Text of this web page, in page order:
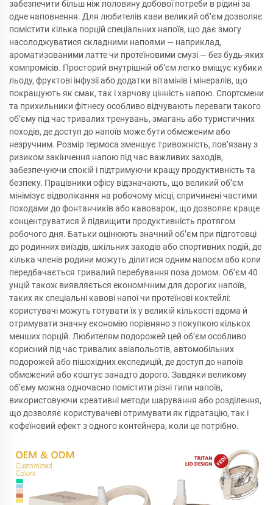
забезпечити більш ніж половину добової потреби в рідині за
одне наповнення. Для любителів кави великий об’єм дозволяє
помістити кілька порцій спеціальних напоїв, що дає змогу
насолоджуватися складними напоями — наприклад,
ароматизованими латте чи протеїновими смузі — без будь-яких
компромісів. Просторий внутрішній об’єм легко вміщує кубики
льоду, фруктові інфузії або додатки вітамінів і мінералів, що
покращують як смак, так і харчову цінність напою. Спортсмени
та прихильники фітнесу особливо відчувають переваги такого
об’єму під час тривалих тренувань, змагань або туристичних
походів, де доступ до напоїв може бути обмеженим або
незручним. Розмір термоса зменшує тривожність, пов’язану з
ризиком закінчення напою під час важливих заходів,
забезпечуючи спокій і підтримуючи кращу продуктивність та
безпеку. Працівники офісу відзначають, що великий об’єм
мінімізує відволікання на робочому місці, спричинені частими
походами до фонтанчиків або кавоварок, що дозволяє краще
концентруватися й підвищити продуктивність протягом
робочого дня. Батьки оцінюють значний об’єм при підготовці
до родинних виїздів, шкільних заходів або спортивних подій, де
кілька членів родини можуть ділитися одним напоєм або коли
передбачається тривалий перебування поза домом. Об’єм 40
унцій також виявляється економічним для дорогих напоїв,
таких як спеціальні кавові напої чи протеїнові коктейлі:
користувачі можуть готувати їх у великій кількості вдома й
отримувати значну економію порівняно з покупкою кількох
менших порцій. Любителям подорожей цей об’єм особливо
корисний під час тривалих авіапольотів, автомобільних
подорожей або пішохідних експедицій, де доступ до напоїв
обмежений або коштує занадто дорого. Завдяки великому
об’єму можна одночасно помістити різні типи напоїв,
використовуючи креативні методи шарування або розділення,
що дозволяє користувачеві отримувати як гідратацію, так і
кофеїновий ефект з одного контейнера, коли це потрібно.